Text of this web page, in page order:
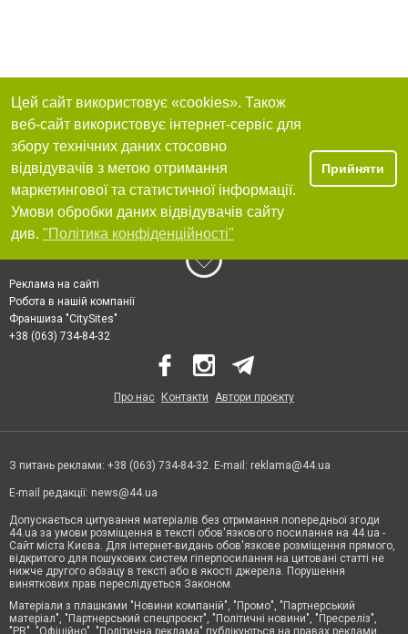
Цей сайт використовує «cookies». Також
веб-сайт використовує інтернет-сервіс для
збору технічних даних стосовно
відвідувачів з метою отримання
маркетингової та статистичної інформації.
Умови обробки даних відвідувачів сайту
див. "Політика конфіденційності"
Прийняти
Реклама на сайті
Робота в нашій компанії
Франшиза "CitySites"
+38 (063) 734-84-32
Про нас Контакти Автори проєкту
З питань реклами: +38 (063) 734-84-32. E-mail: reklama@44.ua
E-mail редакції: news@44.ua
Допускається цитування матеріалів без отримання попередньої згоди
44.ua за умови розміщення в тексті обов'язкового посилання на 44.ua -
Сайт міста Києва. Для інтернет-видань обов'язкове розміщення прямого,
відкритого для пошукових систем гіперпосилання на цитовані статті не
нижче другого абзацу в тексті або в якості джерела. Порушення
виняткових прав переслідується Законом.
Матеріали з плашками "Новини компаній", "Промо", "Партнерський
матеріал", "Партнерський спецпроєкт", "Політичні новини", "Пресреліз",
"PR", "Офіційно", "Політична реклама" публікуються на правах реклами.